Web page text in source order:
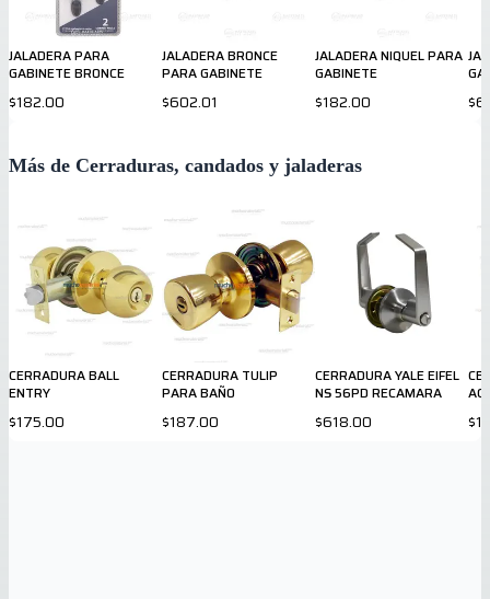
JALADERA PARA
GABINETE BRONCE
$182.00
JALADERA BRONCE
PARA GABINETE
$602.01
JALADERA NIQUEL PARA
GABINETE
$182.00
Más de Cerraduras, candados y jaladeras
CERRADURA BALL
ENTRY
$175.00
CERRADURA TULIP
PARA BAÑO
$187.00
CERRADURA YALE EIFEL
NS 56PD RECAMARA
$618.00